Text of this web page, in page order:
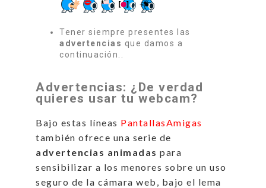
Tener siempre presentes las
advertencias que damos a
continuación..
Advertencias: ¿De verdad
quieres usar tu webcam?
Bajo estas líneas PantallasAmigas
también ofrece una serie de
advertencias animadas para
sensibilizar a los menores sobre un uso
seguro de la cámara web, bajo el lema